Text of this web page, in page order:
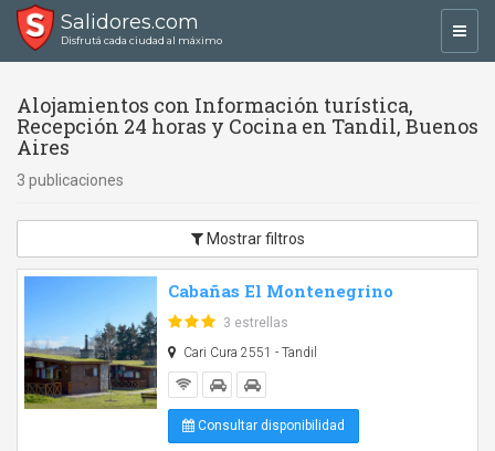
Salidores.com
Disfrutá cada ciudad al máximo
Alojamientos con Información turística,
Recepción 24 horas y Cocina en Tandil, Buenos
Aires
3 publicaciones
Mostrar filtros
Cabañas El Montenegrino
3 estrellas
Cari Cura 2551 - Tandil
Consultar disponibilidad